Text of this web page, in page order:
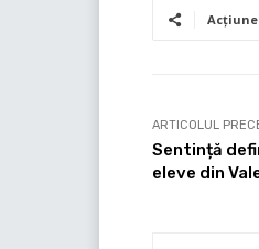
Acțiune
ARTICOLUL
Sentință
eleve din